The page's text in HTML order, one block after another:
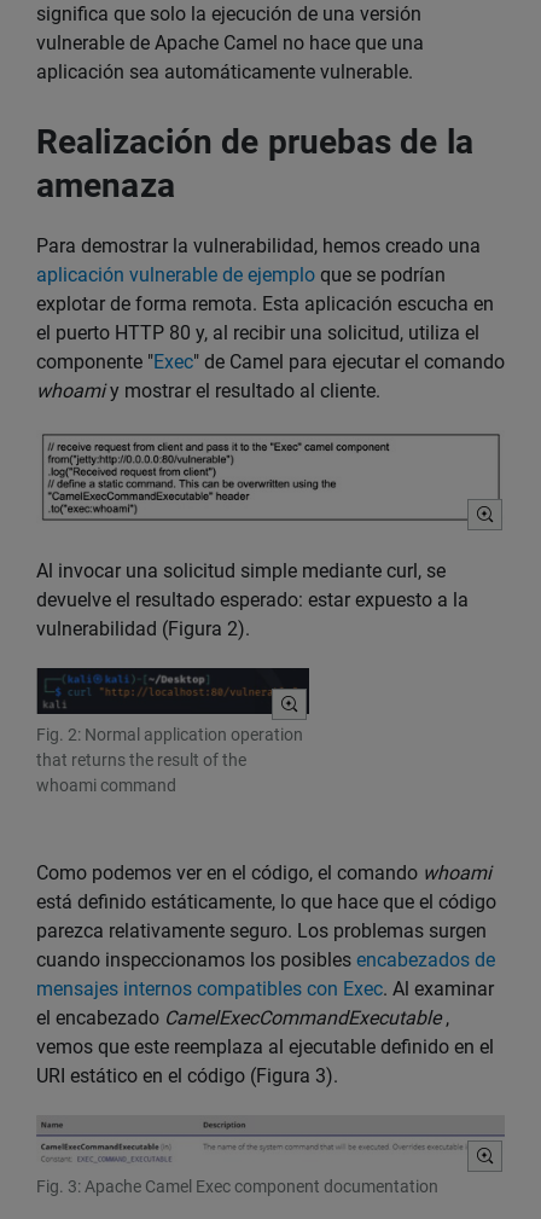
significa que solo la ejecución de una versión
vulnerable de Apache Camel no hace que una
aplicación sea automáticamente vulnerable.
Realización de pruebas de la
amenaza
Para demostrar la vulnerabilidad, hemos creado una
aplicación vulnerable de ejemplo que se podrían
explotar de forma remota. Esta aplicación escucha en
el puerto HTTP 80 y, al recibir una solicitud, utiliza el
componente "Exec" de Camel para ejecutar el comando
whoamiy mostrar el resultado al cliente.
Al invocar una solicitud simple mediante curl, se
devuelve el resultado esperado: estar expuesto a la
vulnerabilidad (Figura 2).
Fig. 2: Normal application operation
that returns the result of the
whoami command
Como podemos ver en el código, el comando whoami
está definido estáticamente, lo que hace que el código
parezca relativamente seguro. Los problemas surgen
cuando inspeccionamos los posibles encabezados de
mensajes internos compatibles con Exec. Al examinar
el encabezado CamelExecCommandExecutable,
vemos que este reemplaza al ejecutable definido en el
URI estático en el código (Figura 3).
Fig. 3: Apache Camel Exec component documentation